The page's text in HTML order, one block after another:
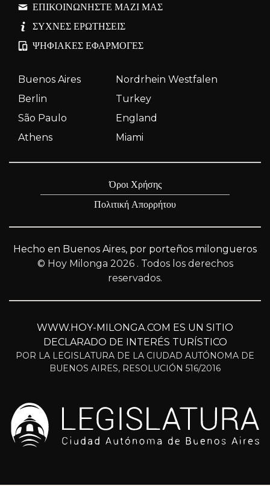
ΕΠΙΚΟΙΝΩΝΉΣΤΕ ΜΑΖΊ ΜΑΣ
ΣΥΧΝΈΣ ΕΡΩΤΉΣΕΙΣ
ΨΗΦΙΑΚΈΣ ΕΦΑΡΜΟΓΈΣ
Buenos Aires
Nordrhein Westfalen
Berlin
Turkey
São Paulo
England
Athens
Miami
Όροι Χρήσης
Πολιτική Απορρήτου
Hecho en Buenos Aires, por porteños milongueros
© Hoy Milonga 2026 . Todos los derechos
reservados.
WWW.HOY-MILONGA.COM ES UN SITIO
DECLARADO DE INTERÉS TURÍSTICO
POR LA LEGISLATURA DE LA CIUDAD AUTÓNOMA DE
BUENOS AIRES, RESOLUCIÓN 516/2016